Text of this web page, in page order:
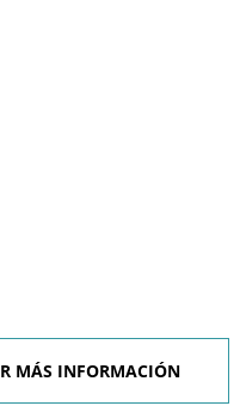
MÁS INFORMACIÓN